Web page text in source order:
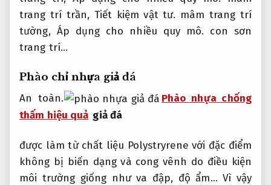
trang trí trần, Tiết kiệm vật tư. mâm trang trí
tường, Áp dụng cho nhiều quy mô. con sơn
trang trí…
Phào chỉ nhựa giả đá
An toàn.
Phào nhựa chống
thấm hiệu quả giả đá
được làm từ chất liệu Polystryrene với đặc điểm
không bị biến dạng và cong vênh do điều kiện
môi trường giống như va đập, độ ẩm… Vì vậy